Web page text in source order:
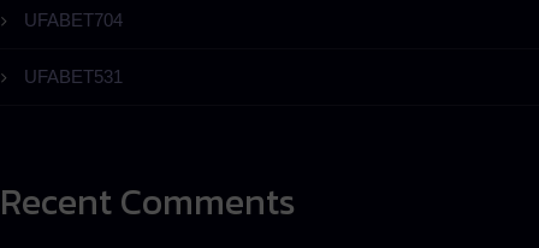
UFABET704
UFABET531
Recent Comments